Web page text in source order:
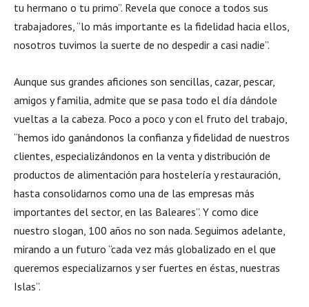
tu hermano o tu primo”. Revela que conoce a todos sus
trabajadores, “lo más importante es la fidelidad hacia ellos,
nosotros tuvimos la suerte de no despedir a casi nadie”.
Aunque sus grandes aficiones son sencillas, cazar, pescar,
amigos y familia, admite que se pasa todo el día dándole
vueltas a la cabeza. Poco a poco y con el fruto del trabajo,
“hemos ido ganándonos la confianza y fidelidad de nuestros
clientes, especializándonos en la venta y distribución de
productos de alimentación para hostelería y restauración,
hasta consolidarnos como una de las empresas más
importantes del sector, en las Baleares”. Y como dice
nuestro slogan, 100 años no son nada. Seguimos adelante,
mirando a un futuro “cada vez más globalizado en el que
queremos especializarnos y ser fuertes en éstas, nuestras
Islas”.